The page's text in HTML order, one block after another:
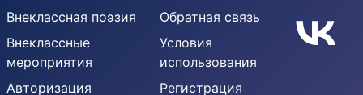
Внеклассная поэзия
Внеклассные
мероприятия
Авторизация
Обратная связь
Условия
использования
Регистрация